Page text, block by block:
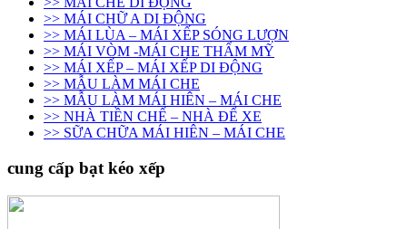
may
đẹp,
bền,
giao
hàng
quốc
>> MÁI CHỮ A DI ĐỘNG
>> MÁI LÙA – MÁI XẾP SÓNG LƯỢN
>> MÁI VÒM -MÁI CHE THẨM MỸ
>> MÁI XẾP – MÁI XẾP DI ĐỘNG
>> MẪU LÀM MÁI CHE
>> MẪU LÀM MÁI HIÊN – MÁI CHE
>> NHÀ TIỀN CHẾ – NHÀ ĐỂ XE
>> SỮA CHỮA MÁI HIÊN – MÁI CHE
cung cấp bạt kéo xếp